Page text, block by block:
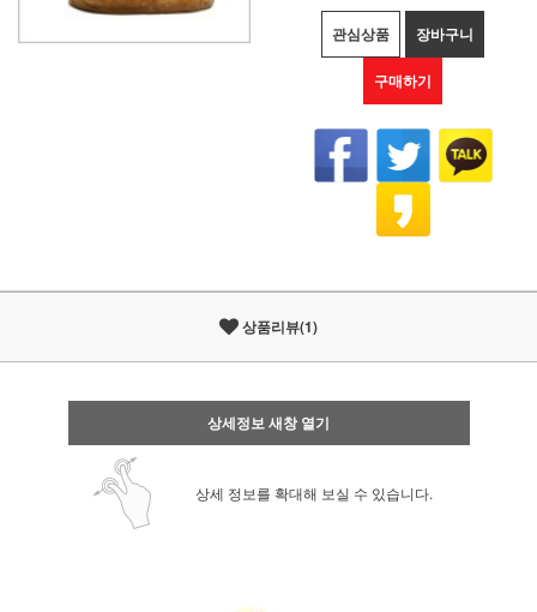
관심상품 장바구니
구매하기
상품리뷰(1)
상세정보 새창 열기
상세 정보를 확대해 보실 수 있습니다.